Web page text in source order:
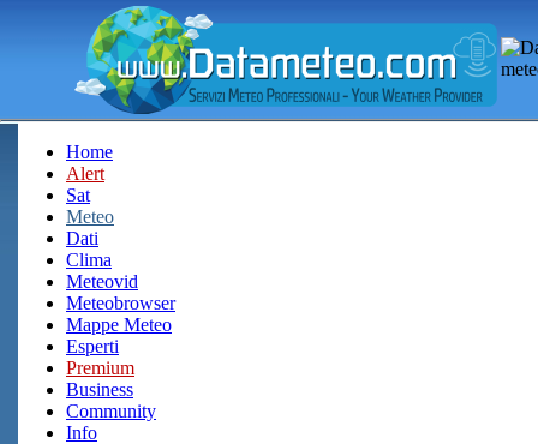
Home
Alert
Sat
Meteo
Dati
Clima
Meteovid
Meteobrowser
Mappe Meteo
Esperti
Premium
Business
Community
Info